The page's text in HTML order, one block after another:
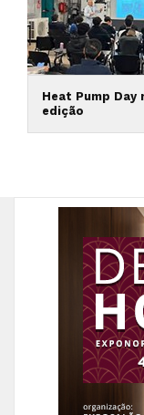
Heat Pump Day
edição